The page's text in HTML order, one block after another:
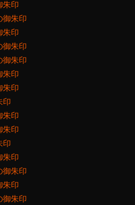
朱印
御朱印
朱印
御朱印
御朱印
朱印
朱印
印
朱印
朱印
印
朱印
御朱印
朱印
御朱印